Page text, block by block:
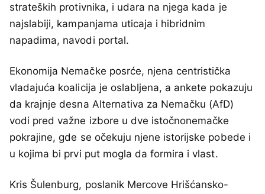
strateških protivnika, i udara na njega kada je
najslabiji, kampanjama uticaja i hibridnim
napadima, navodi portal.
Ekonomija Nemačke posrće, njena centristička
vladajuća koalicija je oslabljena, a ankete pokazuju
da krajnje desna Alternativa za Nemačku (AfD)
vodi pred važne izbore u dve istočnonemačke
pokrajine, gde se očekuju njene istorijske pobede i
u kojima bi prvi put mogla da formira i vlast.
Kris Šulenburg, poslanik Mercove Hrišćansko-